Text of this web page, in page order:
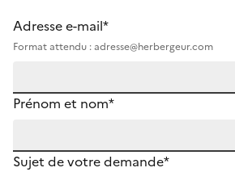
Adresse e-mail*
Format attendu : adresse@herbergeur.com
Prénom et nom*
Sujet de votre demande*